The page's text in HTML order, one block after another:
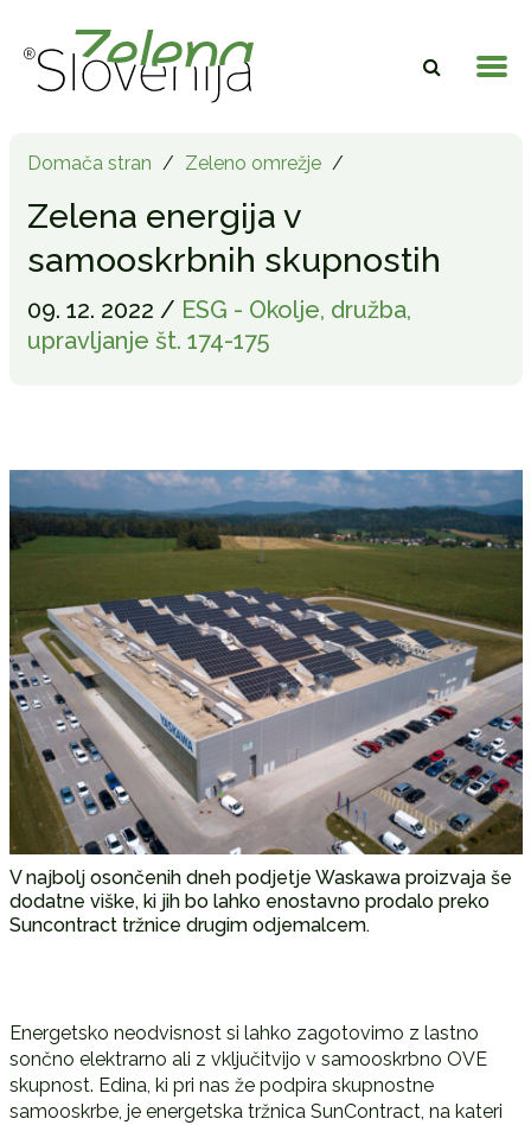
Domača stran / Zeleno omrežje /
Zelena energija v
samooskrbnih skupnostih
09. 12. 2022 / ESG - Okolje, družba,
upravljanje št. 174-175
V najbolj osončenih dneh podjetje Waskawa proizvaja še
dodatne viške, ki jih bo lahko enostavno prodalo preko
Suncontract tržnice drugim odjemalcem.
Energetsko neodvisnost si lahko zagotovimo z lastno
sončno elektrarno ali z vključitvijo v samooskrbno OVE
skupnost. Edina, ki pri nas že podpira skupnostne
samooskrbe, je energetska tržnica SunContract, na kateri